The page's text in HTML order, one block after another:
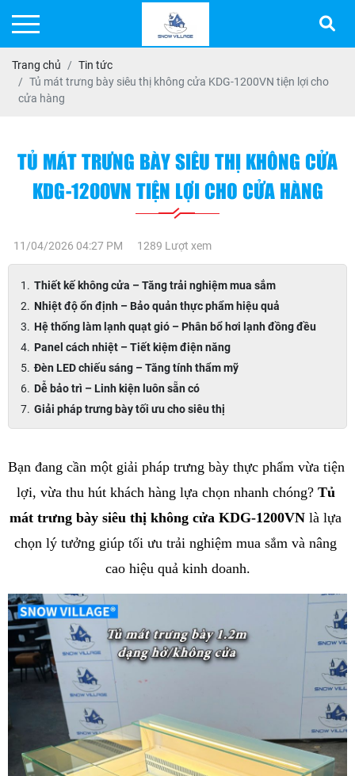
Trang chủ
Tin tức
Tủ mát trưng bày siêu thị không cửa KDG-1200VN tiện lợi cho
cửa hàng
TỦ MÁT TRƯNG BÀY SIÊU THỊ KHÔNG CỬA
KDG-1200VN TIỆN LỢI CHO CỬA HÀNG
11/04/2026 04:27 PM 1289 Lượt xem
Thiết kế không cửa – Tăng trải nghiệm mua sắm
Nhiệt độ ổn định – Bảo quản thực phẩm hiệu quả
Hệ thống làm lạnh quạt gió – Phân bổ hơi lạnh đồng đều
Panel cách nhiệt – Tiết kiệm điện năng
Đèn LED chiếu sáng – Tăng tính thẩm mỹ
Dễ bảo trì – Linh kiện luôn sẵn có
Giải pháp trưng bày tối ưu cho siêu thị
Bạn đang cần một giải pháp trưng bày thực phẩm vừa tiện
lợi, vừa thu hút khách hàng lựa chọn nhanh chóng? Tủ
mát trưng bày siêu thị không cửa KDG-1200VN là lựa
chọn lý tưởng giúp tối ưu trải nghiệm mua sắm và nâng
cao hiệu quả kinh doanh.